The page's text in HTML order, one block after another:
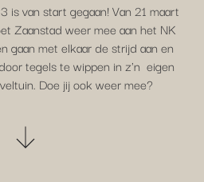
is van start gegaan! Van 21 maart
Zaanstad weer mee aan het NK
gaan met elkaar de strijd aan en
tegels te wippen in z'n eigen
Doe jij ook weer mee?